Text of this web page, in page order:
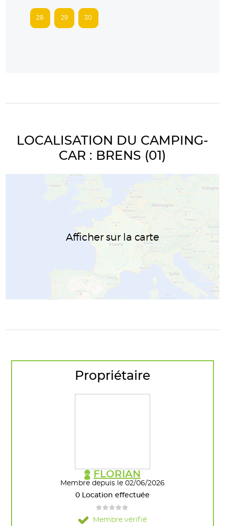
28 29 30
LOCALISATION DU CAMPING-
CAR : BRENS (01)
Afficher sur la carte
Propriétaire
FLORIAN
Membre depuis le 02/06/2026
0 Location effectuée
Membre vérifié